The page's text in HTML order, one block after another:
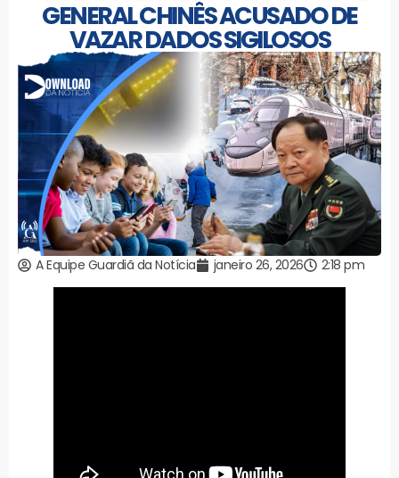
GENERAL CHINÊS ACUSADO DE
VAZAR DADOS SIGILOSOS
A Equipe Guardiã da Notícia janeiro 26, 2026 2:18 pm